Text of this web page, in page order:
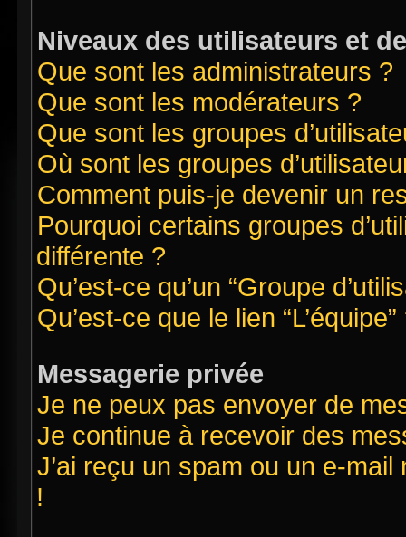
Niveaux des utilisateurs et
Que sont les administrateurs ?
Que sont les modérateurs ?
Que sont les groupes
Où sont les groupes
Comment puis-je devenir un
Pourquoi certains groupes
différente ?
Qu’est-ce qu’un “Groupe
Qu’est-ce que le lien “L’équipe”
Messagerie privée
Je ne peux pas envoyer de
Je continue à recevoir des
J’ai reçu un spam ou un e-
!